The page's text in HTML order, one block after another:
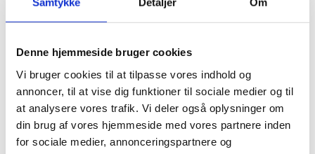
Denne hjemmeside bruger cookies
Vi bruger cookies til at tilpasse vores indhold og
annoncer, til at vise dig funktioner til sociale medier og til
at analysere vores trafik. Vi deler også oplysninger om
din brug af vores hjemmeside med vores partnere inden
for sociale medier, annonceringspartnere og
primært af beredskabslisterne hos tre store danske
nødhjælpsorganisationer.
Dansk Røde Kors
Dansk Flygtningehjælp